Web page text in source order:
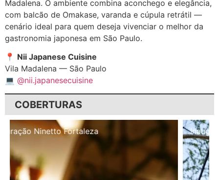
Madalena. O ambiente combina aconchego e elegância,
com balcão de Omakase, varanda e cúpula retrátil —
cenário ideal para quem deseja vivenciar o melhor da
gastronomia japonesa em São Paulo.
📍 Nii Japanese Cuisine
Vila Madalena — São Paulo
💻 @nii.japanesecuisine
COBERTURAS
Inauguração Illa Café